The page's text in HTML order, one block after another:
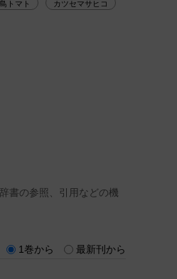
鳥トマト カツセマサヒコ
書の参照、引用などの機
1巻から 最新刊から